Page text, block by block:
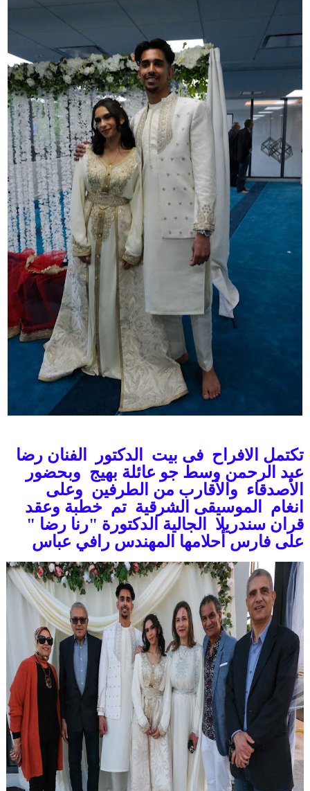
تكتمل الافراح فى بيت الدكتور الفنان رضا
عبد الرحمن وسط جو عائلة بهيج وبحضور
الأصدقاء والأقارب من الطرفين وعلى
انغام الموسيقى الشرقية تم خطبة وعقد
قران سندريلا الجالية الدكتورة "رنا رضا "
على فارس أحلامها المهندس رافي عباس